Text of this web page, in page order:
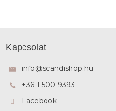
Kapcsolat
info@scandishop.hu
+36 1 500 9393
Facebook